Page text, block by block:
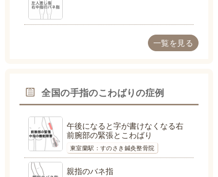
一覧を見る
全国の手指のこわばりの症例
午後になると字が書けなくなる右
前腕部の緊張とこわばり
東室蘭駅：すのさき鍼灸整骨院
親指のバネ指